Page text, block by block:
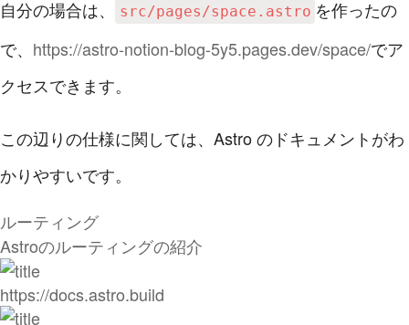
自分の場合は、 src/pages/space.astro を作ったの
で、 https://astro-notion-blog-5y5.pages.dev/space/でア
クセスできます。
この辺りの仕様に関しては、Astro のドキュメントがわ
かりやすいです。
ルーティング
Astroのルーティングの紹介
https://docs.astro.build